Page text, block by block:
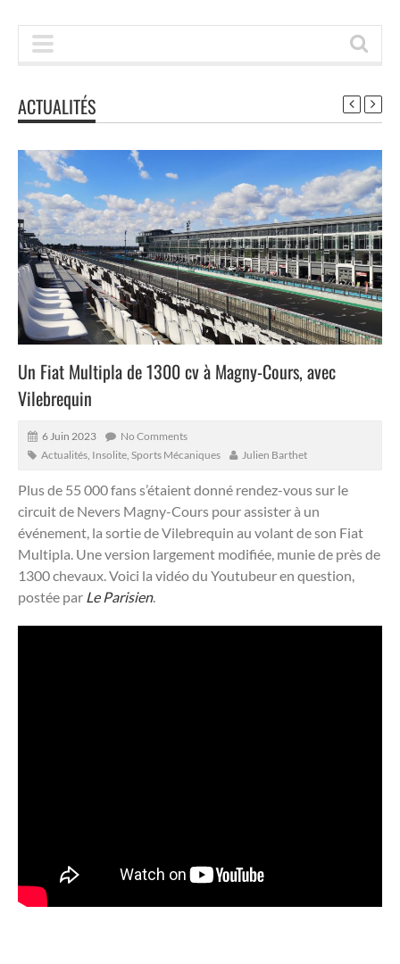
ACTUALITÉS
Un Fiat Multipla de 1300 cv à Magny-Cours, avec
Vilebrequin
6 Juin 2023
No Comments
Actualités Insolite Sports Mécaniques Julien Barthet
Plus de 55 000 fans s’étaient donné rendez-vous sur le
circuit de Nevers Magny-Cours pour assister à un
événement, la sortie de Vilebrequin au volant de son Fiat
Multipla. Une version largement modifiée, munie de près de
1300 chevaux. Voici la vidéo du Youtubeur en question,
postée par Le Parisien.